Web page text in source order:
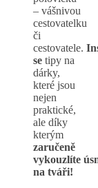
– vášnivou
cestovatelku
či
cestovatele.
se tipy na
dárky,
které jsou
nejen
praktické,
ale díky
kterým
zaručeně
vykouzlíte
na tváři!